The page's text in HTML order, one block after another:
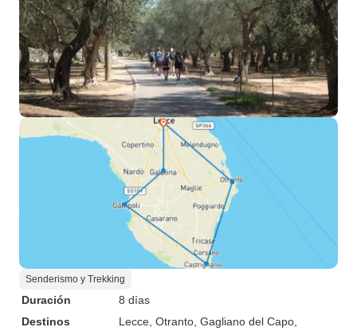
Senderismo y Trekking
Duración
8 días
Destinos
Lecce , Otranto , Gagliano del Capo